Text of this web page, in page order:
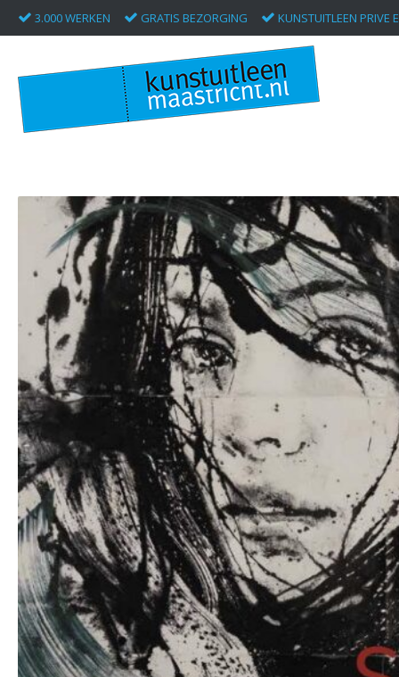
3.000 WERKEN GRATIS BEZORGING KUNSTUITLEEN PRIVE